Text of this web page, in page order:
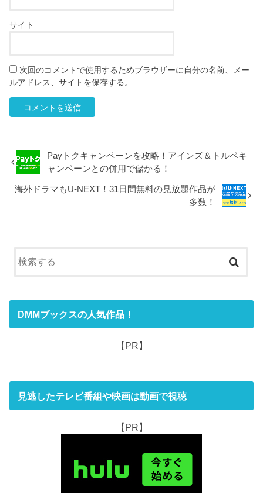
サイト
次回のコメントで使用するためブラウザーに自分の名前、メー
ルアドレス、サイトを保存する。
Payトクキャンペーンを攻略！アインズ＆トルペキ
ャンペーンとの併用で儲かる！
海外ドラマもU-NEXT！31日間無料の見放題作品が
多数！
DMMブックスの人気作品！
【PR】
見逃したテレビ番組や映画は動画で視聴
【PR】